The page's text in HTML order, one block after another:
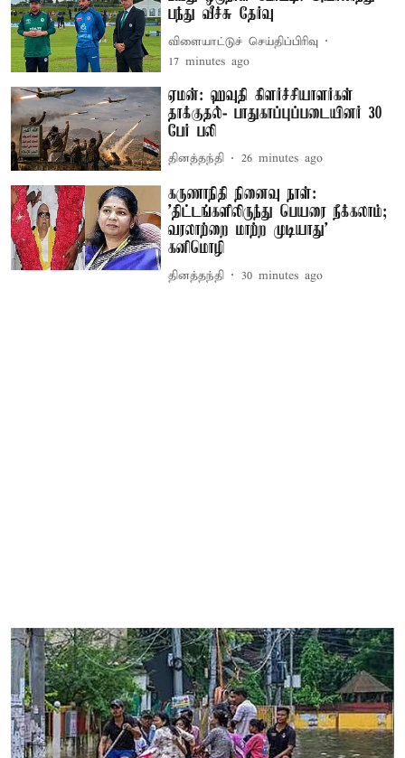
பந்து வீச்சு தேர்வு
விளையாட்டுச் செய்திப்பிரிவு
17 minutes ago
ஏமன்: ஹவுதி கிளர்ச்சியாளர்கள்
தாக்குதல்- பாதுகாப்புப்படையினர் 30
பேர் பலி
தினத்தந்தி 26 minutes ago
கருணாநிதி நினைவு நாள்:
'திட்டங்களிலிருந்து பெயரை நீக்கலாம்;
வரலாற்றை மாற்ற முடியாது' –
கனிமொழி
தினத்தந்தி 30 minutes ago